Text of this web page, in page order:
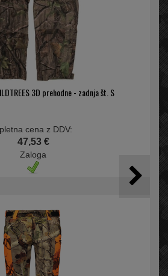
3D prehodne - zadnja št. S
cena z DDV:
47,53 €
Zaloga